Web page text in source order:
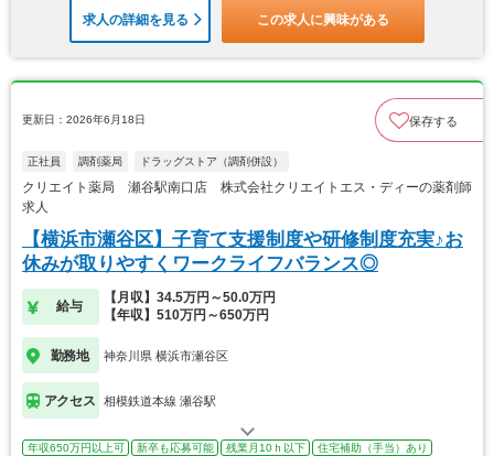
求人の詳細を見る この求人に興味がある
更新日：2026年6月18日 保存する
正社員 調剤薬局 ドラッグストア（調剤併設）
クリエイト薬局 瀬谷駅南口店 株式会社クリエイトエス・ディーの薬剤師
求人
【横浜市瀬谷区】子育て支援制度や研修制度充実♪お
休みが取りやすくワークライフバランス◎
給与
【月収】34.5万円～50.0万円
【年収】510万円～650万円
勤務地 神奈川県 横浜市瀬谷区
アクセス 相模鉄道本線 瀬谷駅
年収650万円以上可 新卒も応募可能 残業月10ｈ以下
住宅補助（手当）あり